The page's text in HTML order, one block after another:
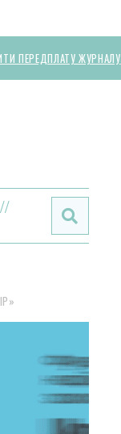
ПЕРЕДПЛАТУ ЖУРНАЛУ